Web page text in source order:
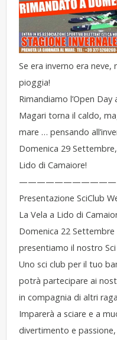
Se era inverno era
pioggia!
Rimandiamo l’Open
Magari torna il caldo,
mare … pensando
Domenica 29
Lido di Camaiore!
Presentazione SciClub
La Vela a Lido di
Domenica 22 Settembre
presentiamo il nostro Sci
Uno sci club per il tuo
potrà partecipare ai
in compagnia di altri
Imparerà a sciare e a
divertimento e